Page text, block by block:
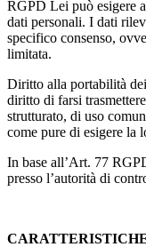
RGPD Lei può esigere
dati personali. I dati
specifico consenso,
limitata.
Diritto alla portabilità
diritto di farsi
strutturato, di uso
come pure di esigere la
In base all’Art. 77
presso l’autorità di